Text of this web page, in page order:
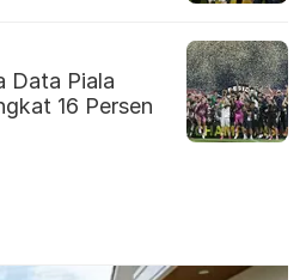
Data Piala
16 Persen